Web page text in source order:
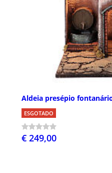
Aldeia presépio
ESGOTADO
€ 249,00